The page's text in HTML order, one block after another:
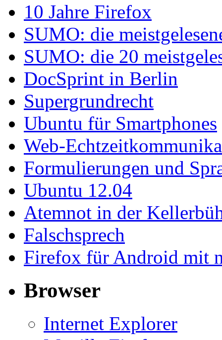
10 Jahre Firefox
SUMO: die
SUMO: die 20
DocSprint in Berlin
Supergrundrecht
Ubuntu für Smartphones
Web-
Formulierungen und
Ubuntu 12.04
Atemnot in der
Falschsprech
Firefox für Android mit
Browser
Internet Explorer